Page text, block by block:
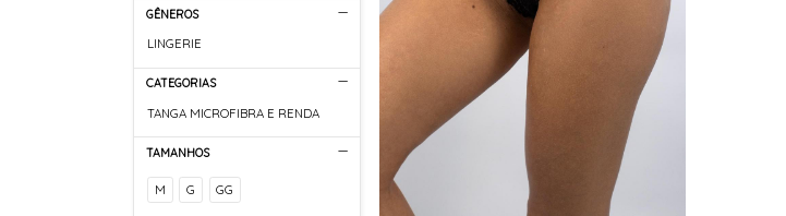
GÊNEROS
LINGERIE
CATEGORIAS
TANGA MICROFIBRA E RENDA
TAMANHOS
M G GG